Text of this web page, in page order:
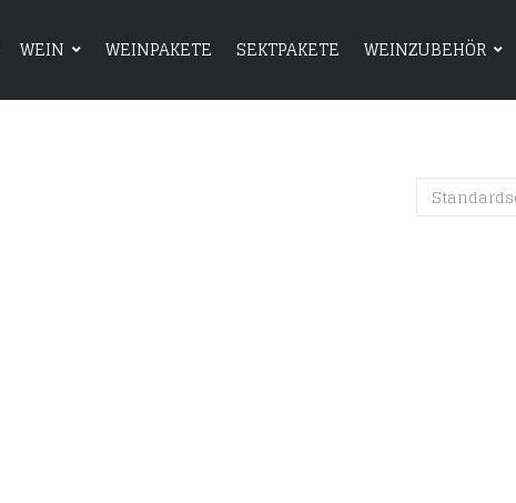
WEIN WEINPAKETE SEKTPAKETE WEINZUBEHÖR
HOME SHOP WEIN WEINPAKETE